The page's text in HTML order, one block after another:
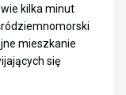
kilka minut
mieszkanie
się